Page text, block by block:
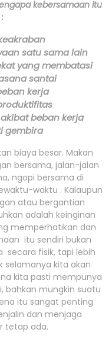
kebersamaan itu
satu sama lain
yang membatasi
santai
kerja
beban kerja
gembira
biaya besar. Makan
bersama, jalan-jalan
ngopi bersama di
waktu . Kalaupun
atau bergantian
adalah keinginan
memperhatikan dan
itu sendiri bukan
secara fisik, tapi lebih
selamanya kita akan
kita pasti mempunya
bahkan mungkin suatu
itu sangat penting
dan menjaga
tetap ada.